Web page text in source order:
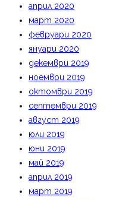
април 2020
март 2020
февруари 2020
януари 2020
декември 2019
ноември 2019
октомври 2019
септември 2019
август 2019
юли 2019
юни 2019
май 2019
април 2019
март 2019